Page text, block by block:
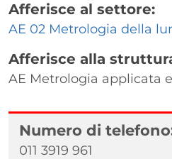
Afferisce al settore:
AE 02 Metrologia della
Afferisce alla
AE Metrologia applicata
Numero di
011 3919 961